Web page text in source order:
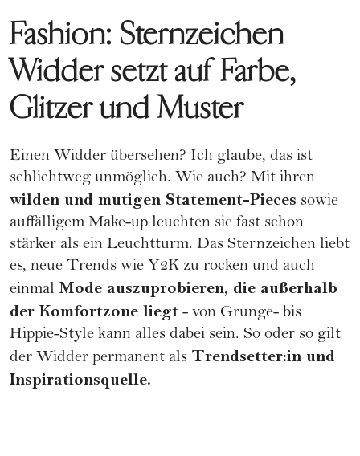
Fashion: Sternzeichen
Widder setzt auf Farbe,
Glitzer und Muster
Einen Widder übersehen? Ich glaube, das ist
schlichtweg unmöglich. Wie auch? Mit ihren
wilden und mutigen Statement-Pieces sowie
auffälligem Make-up leuchten sie fast schon
stärker als ein Leuchtturm. Das Sternzeichen liebt
es, neue Trends wie Y2K zu rocken und auch
einmal Mode auszuprobieren, die außerhalb
der Komfortzone liegt - von Grunge- bis
Hippie-Style kann alles dabei sein. So oder so gilt
der Widder permanent als Trendsetter:in und
Inspirationsquelle.